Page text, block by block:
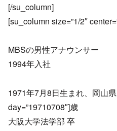
[/su_column]
[su_column size=”1/2″
MBSの男性アナウンサー
1994年入社
1971年7月8日生まれ、岡山
day=”19710708″]歳
大阪大学法学部 卒